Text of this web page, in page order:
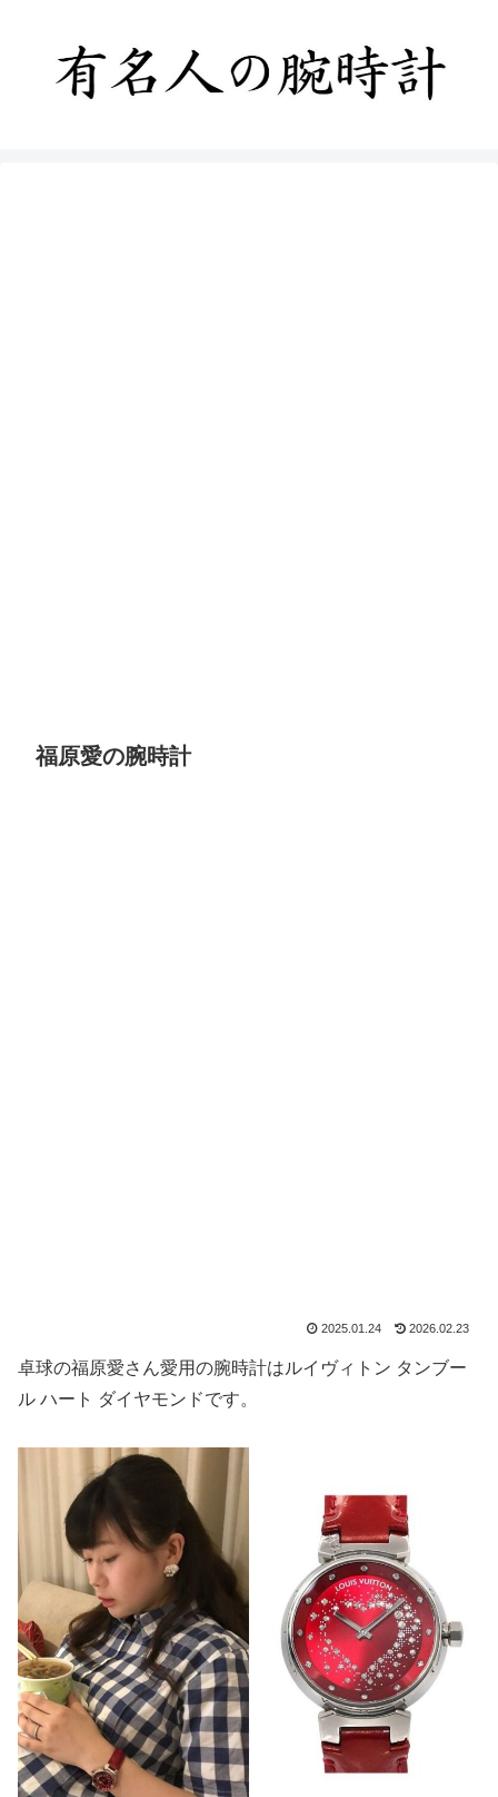
福原愛の腕時計
2025.01.24 2026.02.23
卓球の福原愛さん愛用の腕時計はルイヴィトン タンブー
ル ハート ダイヤモンドです。